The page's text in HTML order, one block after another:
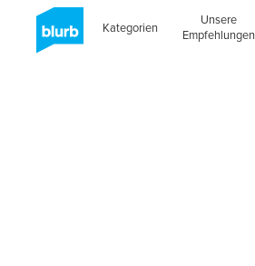
Kategorien
Unsere
Empfehlungen